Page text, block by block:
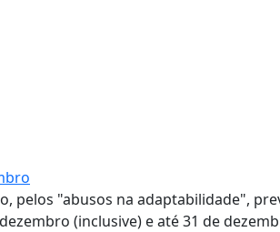
pelos "abusos na adaptabilidade",
(inclusive) e até 31 de